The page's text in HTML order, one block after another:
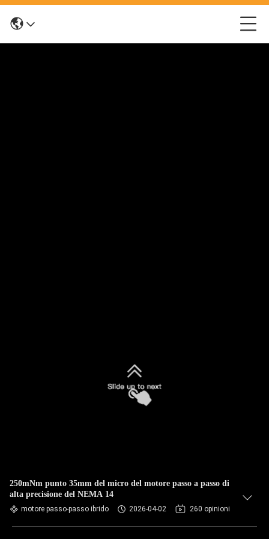
250mNm punto 35mm del micro del motore passo a passo di
alta precisione del NEMA 14
motore passo-passo ibrido 2026-04-02 260 opinioni